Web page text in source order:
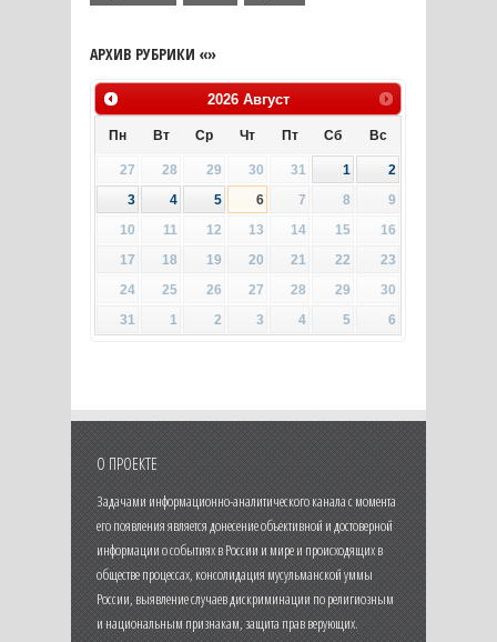
АРХИВ РУБРИКИ «»
2026 Август
Пн Вт Ср Чт Пт Сб Вс
27 28 29 30 31 1
2
3
4 5 6 7 8
9
10
11 12 13 14 15
16
17
18 19 20 21 22
23
24
25 26 27 28 29
30
31
1 2 3 4 5 6
О ПРОЕКТЕ
Задачами информационно-аналитического канала с момента
его появления является донесение объективной и достоверной
информации о событиях в России и мире и происходящих в
обществе процессах, консолидация мусульманской уммы
России, выявление случаев дискриминации по религиозным
и национальным признакам, защита прав верующих.